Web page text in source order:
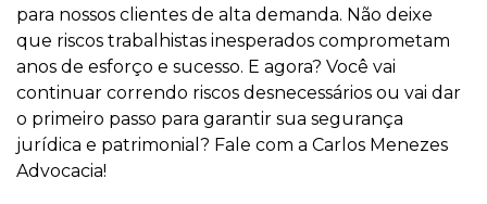
para nossos clientes de alta demanda. Não deixe
que riscos trabalhistas inesperados comprometam
anos de esforço e sucesso. E agora? Você vai
continuar correndo riscos desnecessários ou vai dar
o primeiro passo para garantir sua segurança
jurídica e patrimonial? Fale com a Carlos Menezes
Advocacia!